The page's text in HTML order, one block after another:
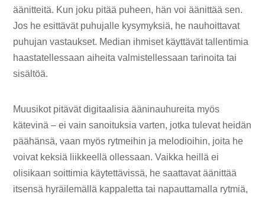
äänitteitä. Kun joku pitää puheen, hän voi äänittää sen.
Jos he esittävät puhujalle kysymyksiä, he nauhoittavat
puhujan vastaukset. Median ihmiset käyttävät tallentimia
haastatellessaan aiheita valmistellessaan tarinoita tai
sisältöä.
Muusikot pitävät digitaalisia ääninauhureita myös
kätevinä – ei vain sanoituksia varten, jotka tulevat heidän
päähänsä, vaan myös rytmeihin ja melodioihin, joita he
voivat keksiä liikkeellä ollessaan. Vaikka heillä ei
olisikaan soittimia käytettävissä, he saattavat äänittää
itsensä hyräilemällä kappaletta tai napauttamalla rytmiä,